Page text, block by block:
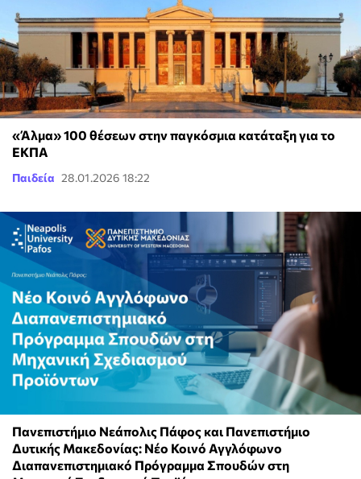
«Άλμα» 100 θέσεων στην παγκόσμια κατάταξη για το
ΕΚΠΑ
Παιδεία 28.01.2026 18:22
Πανεπιστήμιο Νεάπολις Πάφος και Πανεπιστήμιο
Δυτικής Μακεδονίας: Νέο Κοινό Αγγλόφωνο
Διαπανεπιστημιακό Πρόγραμμα Σπουδών στη